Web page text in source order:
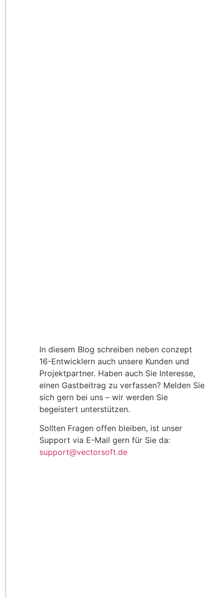
In diesem Blog schreiben neben conzept
16-Entwicklern auch unsere Kunden und
Projektpartner. Haben auch Sie Interesse,
einen Gastbeitrag zu verfassen? Melden Sie
sich gern bei uns – wir werden Sie
begeistert unterstützen.
Sollten Fragen offen bleiben, ist unser
Support via E-Mail gern für Sie da:
support@vectorsoft.de